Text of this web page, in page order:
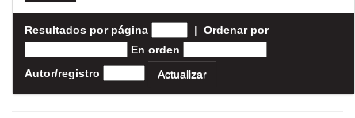
Resultados por página | Ordenar por
En orden
Autor/registro